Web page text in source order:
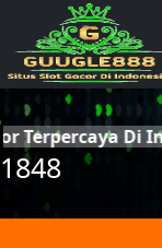
Di
1848